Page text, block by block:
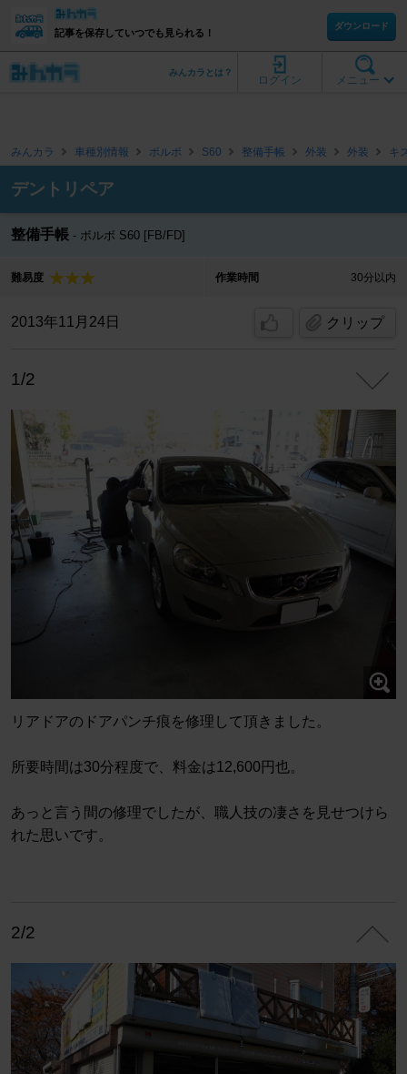
記事を保存していつでも見られる！
ダウンロード
メニュー
ログイン
みんカラとは？
みんカラ 車種別情報 ボルボ S60 整備手帳 外装 外装 キ
デントリペア
整備手帳 ボルボ S60 [FB/FD]
難易度 作業時間 30分以内
2013年11月24日 クリップ
1/2
リアドアのドアパンチ痕を修理して頂きました。
所要時間は30分程度で、料金は12,600円也。
あっと言う間の修理でしたが、職人技の凄さを見せつけら
れた思いです。
2/2